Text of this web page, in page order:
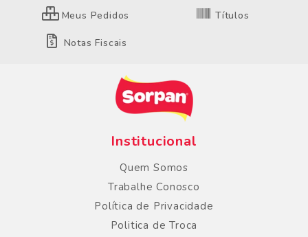
Meus Pedidos Títulos
Notas Fiscais
Institucional
Quem Somos
Trabalhe Conosco
Política de Privacidade
Politica de Troca